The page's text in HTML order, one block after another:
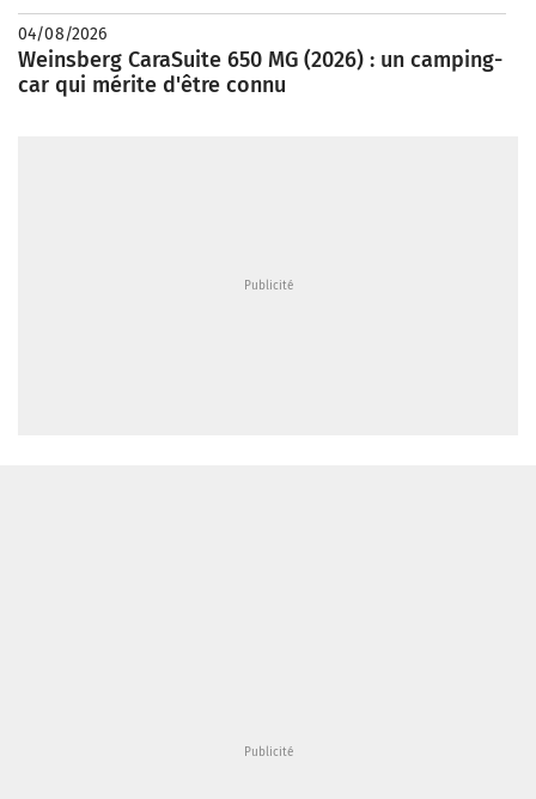
04/08/2026
Weinsberg CaraSuite 650 MG (2026) : un camping-
car qui mérite d'être connu